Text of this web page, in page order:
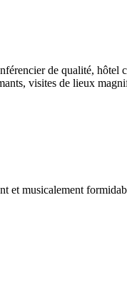
de qualité, hôtel
visites de lieux
et musicalement